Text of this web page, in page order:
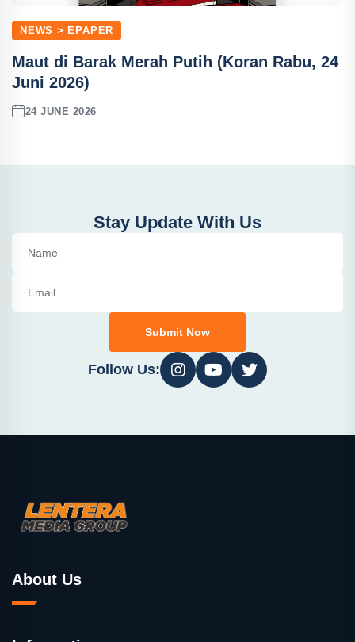
NEWS > EPAPER
Maut di Barak Merah Putih (Koran Rabu, 24
Juni 2026)
24 JUNE 2026
Stay Update With Us
Submit Now
Follow Us:
About Us